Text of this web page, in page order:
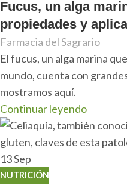
Fucus, un alga
propiedades y
Farmacia del Sagrario
El fucus, un alga marina
mundo, cuenta con
mostramos aquí.
Continuar leyendo
13Sep
NUTRICIÓN